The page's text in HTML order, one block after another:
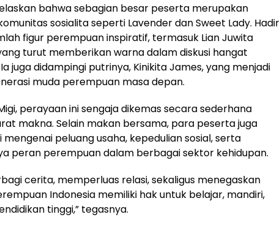
bahwa sebagian besar peserta merupakan
sosialita seperti Lavender dan Sweet Lady. Hadir
figur perempuan inspiratif, termasuk Lian Juwita
turut memberikan warna dalam diskusi hangat
juga didampingi putrinya, Kinikita James, yang menjadi
muda perempuan masa depan.
perayaan ini sengaja dikemas secara sederhana
makna. Selain makan bersama, para peserta juga
mengenai peluang usaha, kepedulian sosial, serta
peran perempuan dalam berbagai sektor kehidupan.
cerita, memperluas relasi, sekaligus menegaskan
Indonesia memiliki hak untuk belajar, mandiri,
tinggi,” tegasnya.